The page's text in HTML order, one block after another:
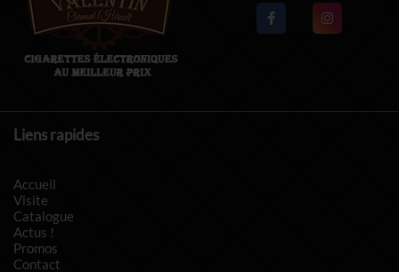
Liens rapides
Accueil
Visite
Catalogue
Actus !
Promos
Contact